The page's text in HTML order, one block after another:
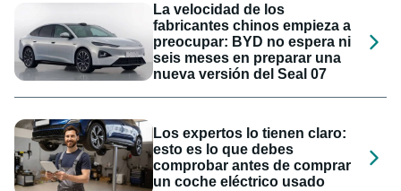
La velocidad de los
fabricantes chinos empieza a
preocupar: BYD no espera ni
seis meses en preparar una
nueva versión del Seal 07
Los expertos lo tienen claro:
esto es lo que debes
comprobar antes de comprar
un coche eléctrico usado